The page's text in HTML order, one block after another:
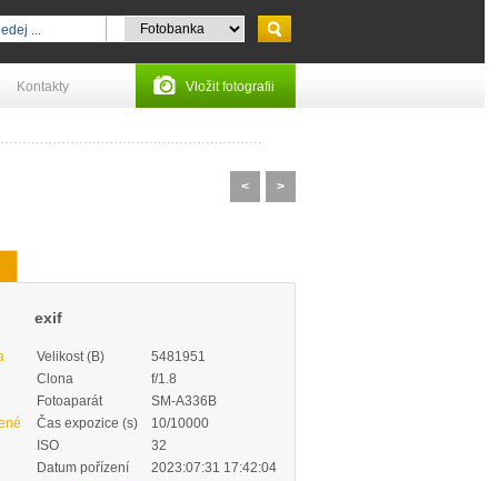
Kontakty Vložit fotografii
< >
exif
Velikost (B)
5481951
Clona
f/1.8
Fotoaparát
SM-A336B
Čas expozice (s)
10/10000
ISO
32
Datum pořízení
2023:07:31 17:42:04